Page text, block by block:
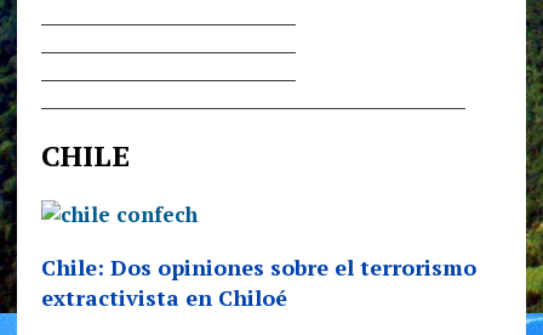
CHILE
Chile: Dos opiniones sobre el terrorismo
extractivista en Chiloé